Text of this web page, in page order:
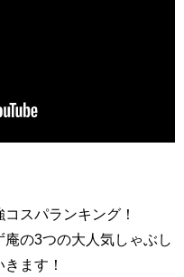
スパランキング！
の3つの大人気しゃぶし
ます！